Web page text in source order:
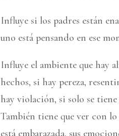
Influye si los padres están
uno está pensando en ese
Influye el ambiente que hay
hechos, si hay pereza,
hay violación, si solo se
También tiene que ver con lo
está embarazada, sus